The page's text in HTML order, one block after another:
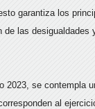
garantiza los
de las
2023, se contempla
al